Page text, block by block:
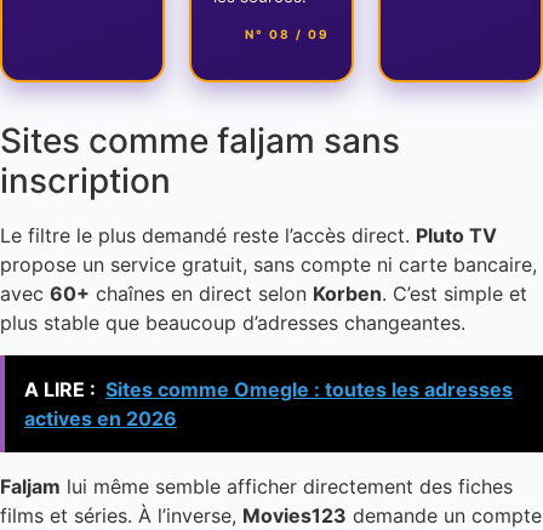
N° 08 / 09
Sites comme faljam sans
inscription
Le filtre le plus demandé reste l’accès direct. Pluto TV
propose un service gratuit, sans compte ni carte bancaire,
avec 60+ chaînes en direct selon Korben. C’est simple et
plus stable que beaucoup d’adresses changeantes.
A LIRE : Sites comme Omegle : toutes les adresses
actives en 2026
Faljam lui même semble afficher directement des fiches
films et séries. À l’inverse, Movies123 demande un compte